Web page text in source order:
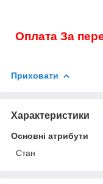
Оплата За
Приховати
Характеристики
Основні атрибути
Стан